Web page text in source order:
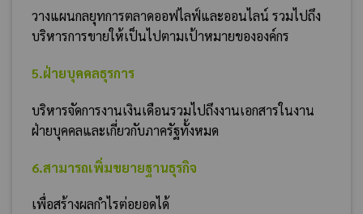
วางแผนกลยุทการตลาดออฟไลฟ์และออนไลน์ รวมไปถึง
บริหารการขายให้เป็นไปตามเป้าหมายขององค์กร
5.ฝ่ายบุคคลธุรการ
บริหารจัดการงานเงินเดือนรวมไปถึงงานเอกสารในงาน
ฝ่ายบุคคลและเกี่ยวกับภาครัฐทั้งหมด
6.สามารถเพิ่มขยายฐานธุรกิจ
เพื่อสร้างผลกำไรต่อยอดได้